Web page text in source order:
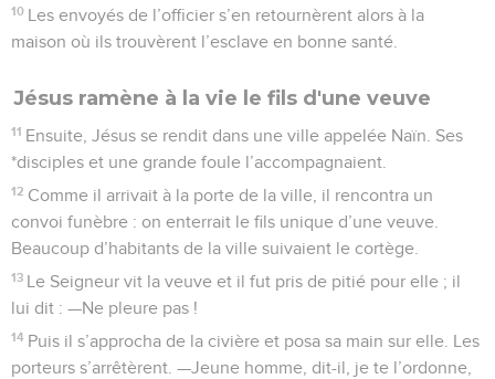
10 Les envoyés de l’officier s’en retournèrent alors à la
maison où ils trouvèrent l’esclave en bonne santé.
Jésus ramène à la vie le fils d'une veuve
11 Ensuite, Jésus se rendit dans une ville appelée Naïn. Ses
*disciples et une grande foule l’accompagnaient.
12 Comme il arrivait à la porte de la ville, il rencontra un
convoi funèbre : on enterrait le fils unique d’une veuve.
Beaucoup d’habitants de la ville suivaient le cortège.
13 Le Seigneur vit la veuve et il fut pris de pitié pour elle ; il
lui dit : —Ne pleure pas !
14 Puis il s’approcha de la civière et posa sa main sur elle. Les
porteurs s’arrêtèrent. —Jeune homme, dit-il, je te l’ordonne,